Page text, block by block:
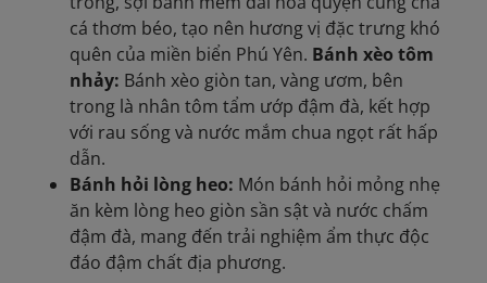
cá thơm béo, tạo nên hương vị đặc trưng khó
quên của miền biển Phú Yên. Bánh xèo tôm
nhảy: Bánh xèo giòn tan, vàng ươm, bên
trong là nhân tôm tẩm ướp đậm đà, kết hợp
với rau sống và nước mắm chua ngọt rất hấp
dẫn.
Bánh hỏi lòng heo: Món bánh hỏi mỏng nhẹ
ăn kèm lòng heo giòn sần sật và nước chấm
đậm đà, mang đến trải nghiệm ẩm thực độc
đáo đậm chất địa phương.